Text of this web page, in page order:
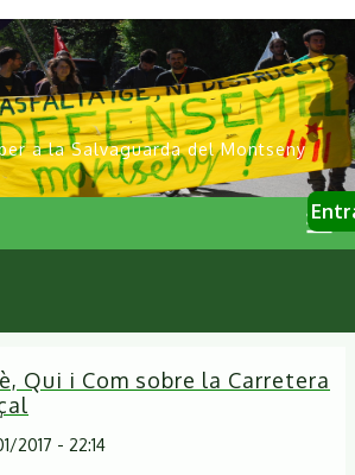
a la Salvaguarda del Montseny
Qui i Com sobre la Carretera
2017 - 22:14